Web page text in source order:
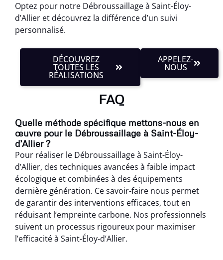
Optez pour notre Débroussaillage à Saint-Éloy-
d’Allier et découvrez la différence d’un suivi
personnalisé.
DÉCOUVREZ
TOUTES LES
RÉALISATIONS
APPELEZ-
NOUS
FAQ
Quelle méthode spécifique mettons-nous en
œuvre pour le Débroussaillage à Saint-Éloy-
d’Allier ?
Pour réaliser le Débroussaillage à Saint-Éloy-
d’Allier, des techniques avancées à faible impact
écologique et combinées à des équipements
dernière génération. Ce savoir-faire nous permet
de garantir des interventions efficaces, tout en
réduisant l’empreinte carbone. Nos professionnels
suivent un processus rigoureux pour maximiser
l’efficacité à Saint-Éloy-d’Allier.